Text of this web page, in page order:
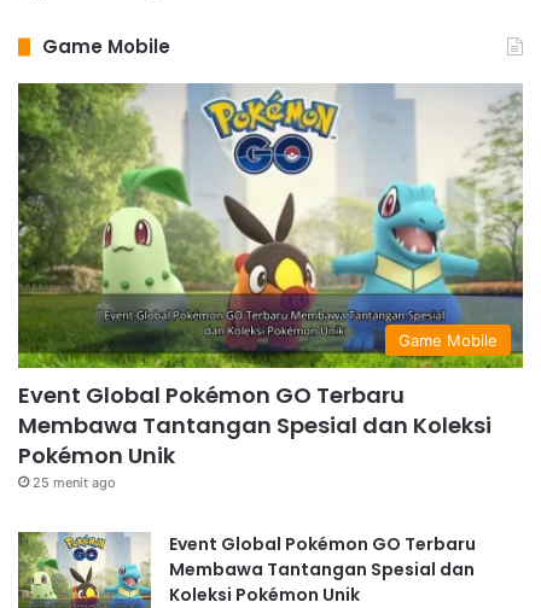
Game Mobile
Game Mobile
Event Global Pokémon GO Terbaru
Membawa Tantangan Spesial dan Koleksi
Pokémon Unik
25 menit ago
Event Global Pokémon GO Terbaru
Membawa Tantangan Spesial dan
Koleksi Pokémon Unik